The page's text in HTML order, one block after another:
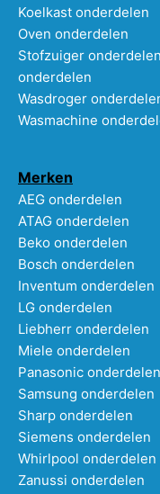
Koelkast onderdelen
Oven onderdelen
Stofzuiger onderdelen
onderdelen
Wasdroger
Wasmachine
Merken
AEG onderdelen
ATAG onderdelen
Beko onderdelen
Bosch onderdelen
Inventum onderdelen
LG onderdelen
Liebherr onderdelen
Miele onderdelen
Panasonic onderdelen
Samsung onderdelen
Sharp onderdelen
Siemens onderdelen
Whirlpool onderdelen
Zanussi onderdelen